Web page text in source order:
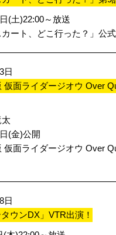
(土)22:00～放送
ート、どこ行った？」公
日
仮面ライダージオウ Over
(金)公開
仮面ライダージオウ Over
日
ウンDX」VTR出演！